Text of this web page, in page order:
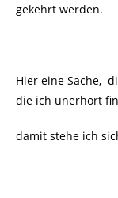
gekehrt werden.
Hier eine Sache,
die ich unerhört
damit stehe ich